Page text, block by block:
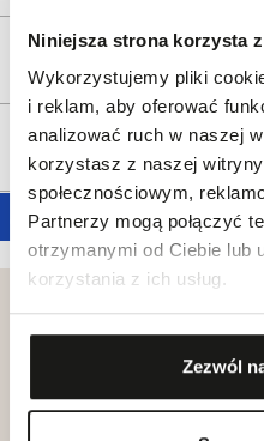
Niniejsza strona korzysta
Wykorzystujemy pliki
i reklam, aby oferować
analizować ruch w naszej
korzystasz z naszej
społecznościowym,
Partnerzy mogą połączyć
otrzymanymi od Ciebie lub
korzystania z ich usług.
Zezwól
Tagi
Klub dla